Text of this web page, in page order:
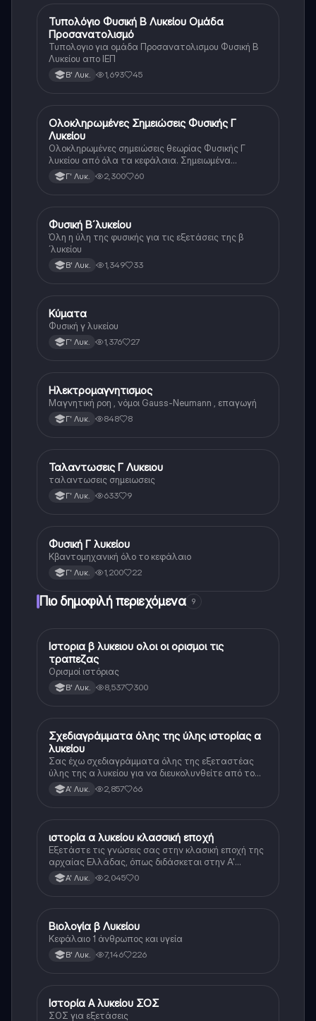
Φυσική (Θετ.)
Τυπολόγιο Φυσική Β Λυκείου Ομάδα
Προσανατολισμό
Τυπολογιο για ομάδα Προσανατολισμου Φυσική Β
Λυκείου απο ΙΕΠ
Β' Λυκ. 1,693 45
Φυσική (Θετ.)
Ολοκληρωμένες Σημειώσεις Φυσικής Γ
Λυκείου
Ολοκληρωμένες σημειώσεις θεωρίας Φυσικής Γ
λυκείου από όλα τα κεφάλαια. Σημειωμένα
λεπτομερώς με λεπτά κομμάτια της ύλης που θα
ξέφευγαν σε πολλούς.
Γ' Λυκ. 2,300 60
Φυσική
Φυσική Β´λυκείου
Όλη η ύλη της φυσικής για τις εξετάσεις της β
´λυκείου
Β' Λυκ. 1,349 33
Φυσική
Κύματα
Φυσική γ λυκείου
Γ' Λυκ. 1,376 27
Φυσική (Θετ.)
Ηλεκτρομαγνητισμος
Μαγνητική ροη , νόμοι Gauss-Neumann , επαγωγή
Γ' Λυκ. 848 8
Φυσική (Θετ.)
Ταλαντωσεις Γ Λυκειου
ταλαντωσεις σημειωσεις
Γ' Λυκ. 633 9
Φυσική (Θετ.)
Φυσική Γ λυκείου
Κβαντομηχανική όλο το κεφάλαιο
Γ' Λυκ. 1,200 22
Πιο δημοφιλή περιεχόμενα 9
Ιστορία
Ιστορια β λυκειου ολοι οι ορισμοι τις
τραπεζας
Ορισμοί ιστόριας
Β' Λυκ. 8,537 300
Ιστορία
Σχεδιαγράμματα όλης της ύλης ιστορίας α
λυκείου
Σας έχω σχεδιαγράμματα όλης της εξεταστέας
ύλης της α λυκείου για να διευκολυνθείτε από το
τεράστιο βάρος του βιβλίου
Α' Λυκ. 2,857 66
Ιστορία
ιστορία α λυκείου κλασσική εποχή
Εξετάστε τις γνώσεις σας στην κλασική εποχή της
αρχαίας Ελλάδας, όπως διδάσκεται στην Α'
Λυκείου.Α' Λυκ. 2,045 0
Βιολογία
Βιολογία β Λυκείου
Κεφάλαιο 1 άνθρωπος και υγεία
Β' Λυκ. 7,146 226
Ιστορία
Ιστορία Α λυκείου ΣΟΣ
ΣΟΣ για εξετάσεις